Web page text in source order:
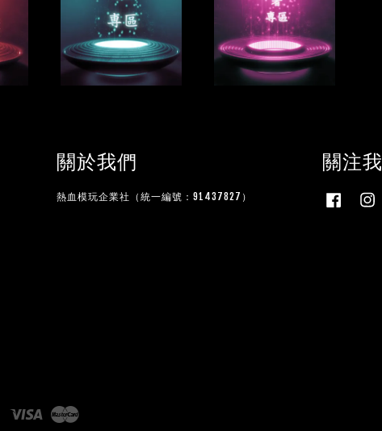
關於我們
熱血模玩企業社（統一編號：91437827）
關注
Facebook
Visa